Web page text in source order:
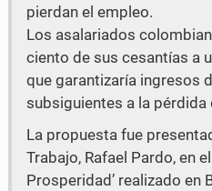
b
o
i
t
e
r
pierdan el empleo.
Los asalariados
ciento de sus cesantías a
que garantizaría ingresos
subsiguientes a la
La propuesta fue
Trabajo, Rafael Pardo, en
Prosperidad’ realizado en